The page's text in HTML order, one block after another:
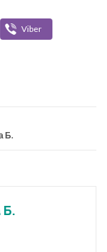
Viber
Б.
Б.